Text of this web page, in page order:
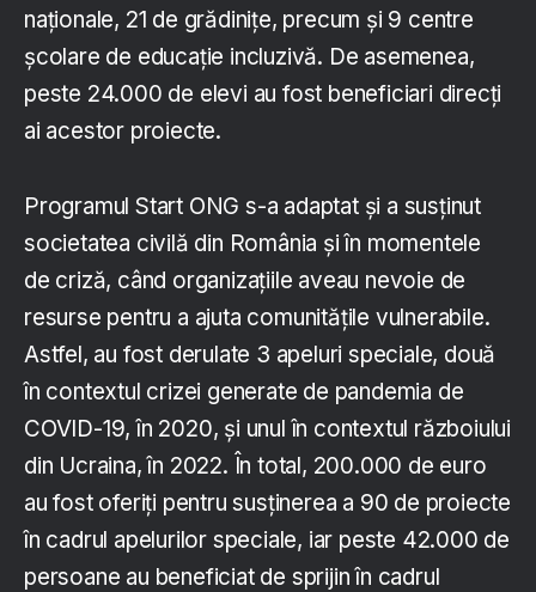
naționale, 21 de grădinițe, precum și 9 centre
școlare de educație incluzivă. De asemenea,
peste 24.000 de elevi au fost beneficiari direcți
ai acestor proiecte.
Programul Start ONG s-a adaptat și a susținut
societatea civilă din România și în momentele
de criză, când organizațiile aveau nevoie de
resurse pentru a ajuta comunitățile vulnerabile.
Astfel, au fost derulate 3 apeluri speciale, două
în contextul crizei generate de pandemia de
COVID-19, în 2020, și unul în contextul războiului
din Ucraina, în 2022. În total, 200.000 de euro
au fost oferiți pentru susținerea a 90 de proiecte
în cadrul apelurilor speciale, iar peste 42.000 de
persoane au beneficiat de sprijin în cadrul